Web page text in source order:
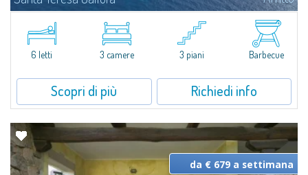
A 50 mt dalla piazza di S. Teresa e circa 400mt dalla bianchissima spiaggia
di Rena Bianca.Disposto su 3 livelli (piano-terra, piano primo, taverna)
l'appartamento in affitto è composto da 1 camera matrimoniale, 1...
6 letti 3 camere 3 piani Barbecue
Scopri di più Richiedi info
da € 679 a settimana